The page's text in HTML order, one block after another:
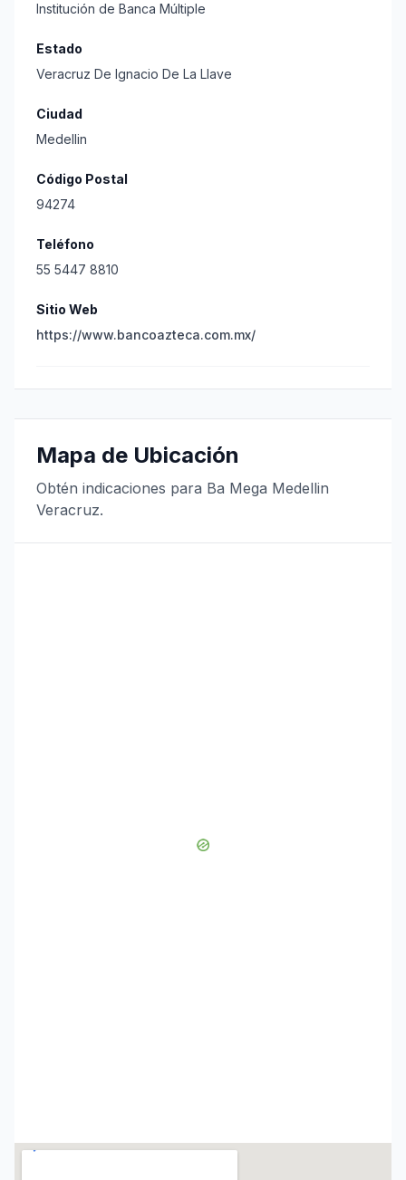
Institución de Banca Múltiple
Estado
Veracruz De Ignacio De La Llave
Ciudad
Medellin
Código Postal
94274
Teléfono
55 5447 8810
Sitio Web
https://www.bancoazteca.com.mx/
Mapa de Ubicación
Obtén indicaciones para Ba Mega Medellin
Veracruz.